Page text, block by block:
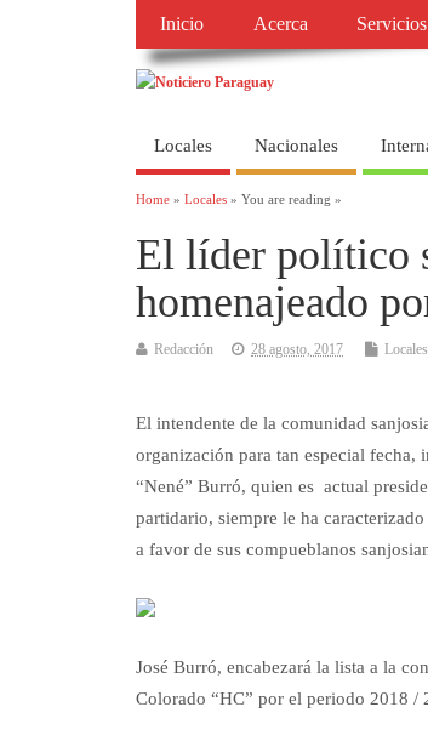
Inicio Acerca Servicios
Locales Nacionales
Home » Locales » You are reading »
El líder político
homenajeado
Redacción 28 agosto, 2017 Locales
El intendente de la comunidad
organización para tan especial
“Nené” Burró, quien es actual
partidario, siempre le ha
a favor de sus compueblanos
José Burró, encabezará la lista a la
Colorado “HC” por el periodo 2018 /